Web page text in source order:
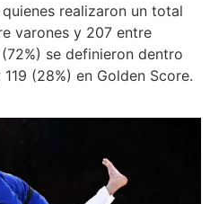
realizaron un total
varones y 207 entre
se definieron dentro
(28%) en Golden Score.